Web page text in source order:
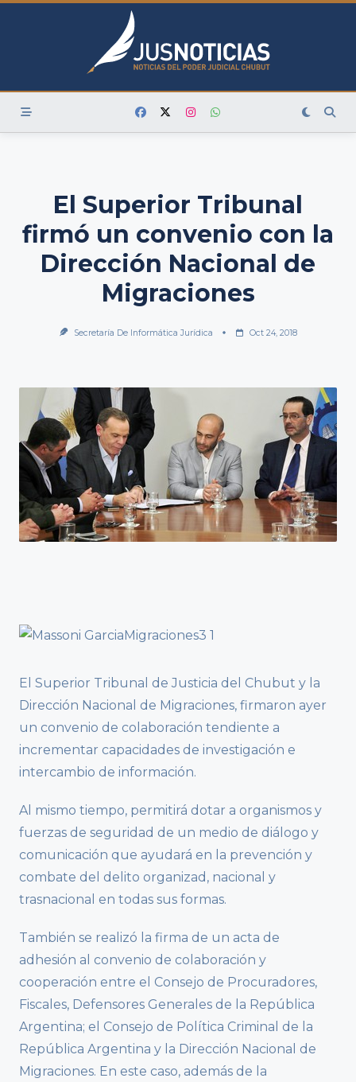
Skip
El Superior Tribunal
firmó un convenio con la
Dirección Nacional de
Migraciones
Secretaría De Informática Jurídica Oct 24, 2018
El Superior Tribunal de Justicia del Chubut y la
Dirección Nacional de Migraciones, firmaron ayer
un convenio de colaboración tendiente a
incrementar capacidades de investigación e
intercambio de información.
Al mismo tiempo, permitirá dotar a organismos y
fuerzas de seguridad de un medio de diálogo y
comunicación que ayudará en la prevención y
combate del delito organizad, nacional y
trasnacional en todas sus formas.
También se realizó la firma de un acta de
adhesión al convenio de colaboración y
cooperación entre el Consejo de Procuradores,
Fiscales, Defensores Generales de la República
Argentina; el Consejo de Política Criminal de la
República Argentina y la Dirección Nacional de
Migraciones. En este caso, además de la